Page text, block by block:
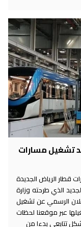
تشغيل مسارات
قطار الرياض الجديدة
الذي طرحته وزارة
الرسمي عن تشغيل
عبر موقعنا لحظات
تتابعي بدءا من